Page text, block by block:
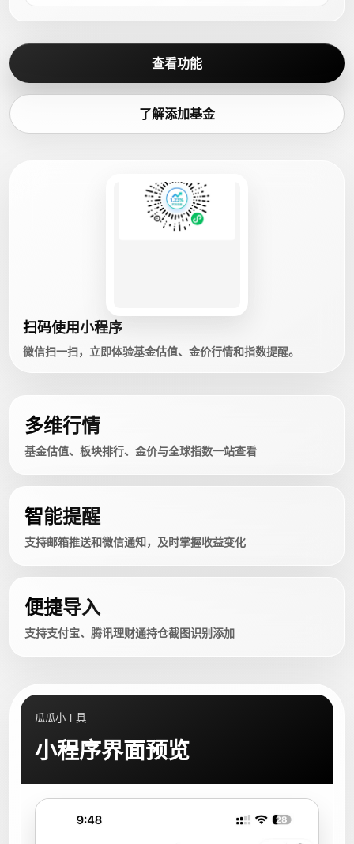
查看功能
了解添加基金
扫码使用小程序
微信扫一扫，立即体验基金估值、金价行情和指数提醒。
多维行情
基金估值、板块排行、金价与全球指数一站查看
智能提醒
支持邮箱推送和微信通知，及时掌握收益变化
便捷导入
支持支付宝、腾讯理财通持仓截图识别添加
瓜瓜小工具
小程序界面预览